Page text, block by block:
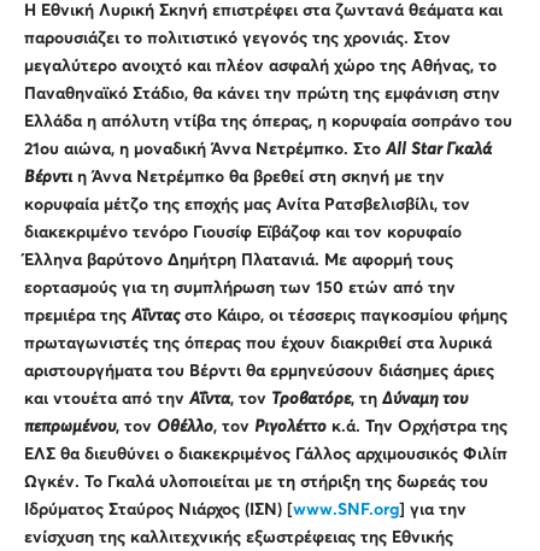
Η Εθνική Λυρική Σκηνή επιστρέφει στα ζωντανά θεάματα και
παρουσιάζει το πολιτιστικό γεγονός της χρονιάς. Στον
μεγαλύτερο ανοιχτό και πλέον ασφαλή χώρο της Αθήνας, το
Παναθηναϊκό Στάδιο, θα κάνει την πρώτη της εμφάνιση στην
Ελλάδα η απόλυτη ντίβα της όπερας, η κορυφαία σοπράνο του
21ου αιώνα, η μοναδική Άννα Νετρέμπκο. Στο All StarΓκαλά
Βέρντι η Άννα Νετρέμπκο θα βρεθεί στη σκηνή με την
κορυφαία μέτζο της εποχής μας Ανίτα Ρατσβελισβίλι, τον
διακεκριμένο τενόρο Γιουσίφ Εϊβάζοφ και τον κορυφαίο
Έλληνα βαρύτονο Δημήτρη Πλατανιά. Με αφορμή τους
εορτασμούς για τη συμπλήρωση των 150 ετών από την
πρεμιέρα της Αΐνταςστο Κάιρο, οι τέσσερις παγκοσμίου φήμης
πρωταγωνιστές της όπερας που έχουν διακριθεί στα λυρικά
αριστουργήματα του Βέρντι θα ερμηνεύσουν διάσημες άριες
και ντουέτα από την Αΐντα, τον Τροβατόρε, τη Δύναμη του
πεπρωμένου, τον Οθέλλο, τον Ριγολέττο κ.ά. Την Ορχήστρα της
ΕΛΣ θα διευθύνει ο διακεκριμένος Γάλλος αρχιμουσικός Φιλίπ
Ωγκέν. Το Γκαλά υλοποιείται με τη στήριξη της δωρεάς του
Ιδρύματος Σταύρος Νιάρχος (ΙΣΝ) [www.SNF.org] για την
ενίσχυση της καλλιτεχνικής εξωστρέφειας της Εθνικής